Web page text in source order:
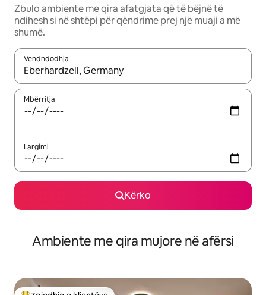
Zbulo ambiente me qira afatgjata që të bëjnë të
ndihesh si në shtëpi për qëndrime prej një muaji a më
shumë.
Vendndodhja
Kur rezultatet të jenë të disponueshme, lëviz me butonat e
Mbërritja
Largimi
Kërko
Ambiente me qira mujore në afërsi